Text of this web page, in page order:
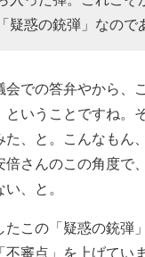
疑惑の銃弾」なので
での答弁やから、
ということですね。
、と。こんなもん
倍さんのこの角度で
、と。
この「疑惑の銃弾
不審点」を上げてい